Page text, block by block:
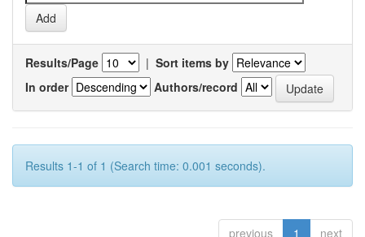
Results/Page | Sort items by
In order
Authors/record
Results 1-1 of 1 (Search time: 0.001 seconds).
previous 1 next